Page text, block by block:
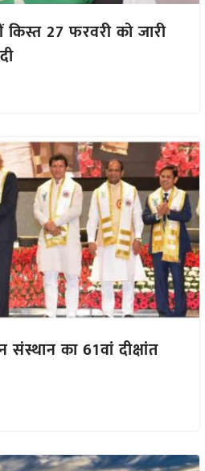
27 फरवरी को जारी
का 61वां दीक्षांत